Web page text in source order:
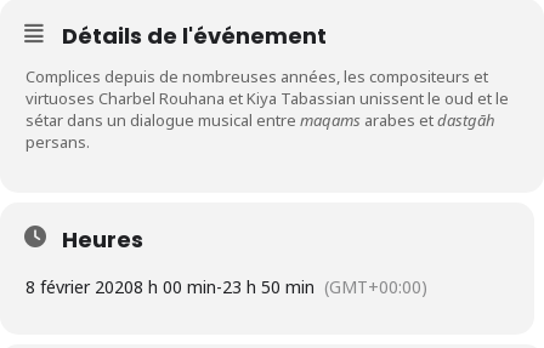
Détails de l'événement
Complices depuis de nombreuses années, les compositeurs et
virtuoses Charbel Rouhana et Kiya Tabassian unissent le oud et le
sétar dans un dialogue musical entre maqams arabes etdastgāh
persans.
Heures
8 février 20208 h 00 min-23 h 50 min (GMT+00:00)